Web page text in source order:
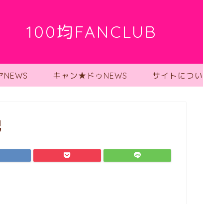
100均FANCLUB
NEWS キャン★ドゥNEWS サイトにつ